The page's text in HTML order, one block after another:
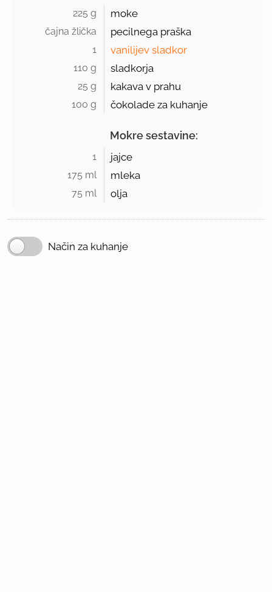
225 g moke
čajna žlička pecilnega praška
1 vanilijev sladkor
110 g sladkorja
25 g kakava v prahu
100 g čokolade za kuhanje
Mokre sestavine:
1 jajce
175 ml mleka
75 ml olja
Način za kuhanje